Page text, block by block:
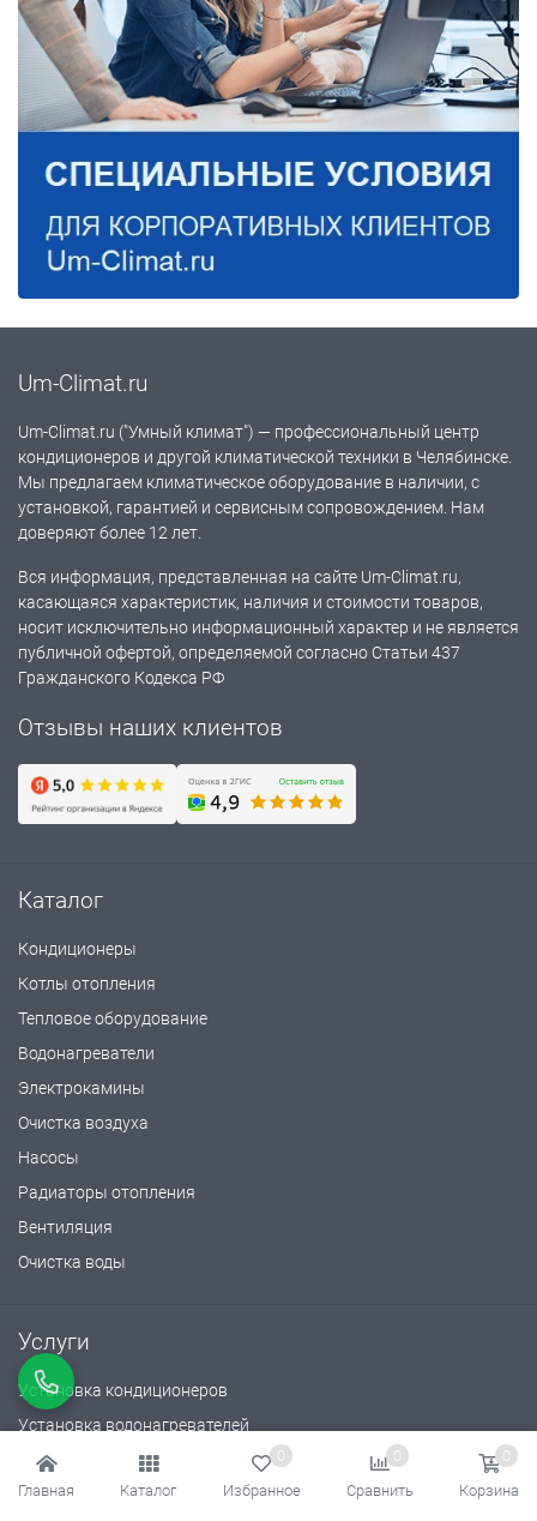
Главная Каталог
0
Избранное
0
Сравнить
0
Корзина
Um-Climat.ru
Um-Climat.ru ("Умный климат") — профессиональный центр
кондиционеров и другой климатической техники в Челябинске.
Мы предлагаем климатическое оборудование в наличии, с
установкой, гарантией и сервисным сопровождением. Нам
доверяют более 12 лет.
Вся информация, представленная на сайте Um-Climat.ru,
касающаяся характеристик, наличия и стоимости товаров,
носит исключительно информационный характер и не является
публичной офертой, определяемой согласно Статьи 437
Гражданского Кодекса РФ
Отзывы наших клиентов
Каталог
Кондиционеры
Котлы отопления
Тепловое оборудование
Водонагреватели
Электрокамины
Очистка воздуха
Насосы
Радиаторы отопления
Вентиляция
Очистка воды
Услуги
Установка кондиционеров
Установка водонагревателей
Установка газовых котлов